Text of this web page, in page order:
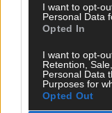
I want to opt-
Personal Data
Opted In
I want to opt-
Retention,
Personal Data
Purposes for
Opted Out
Europa-Park
Café und
Überblick